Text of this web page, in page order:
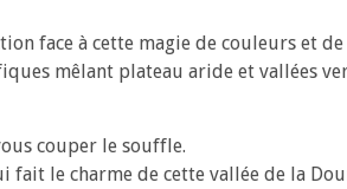
face à cette magie de couleurs et de
mêlant plateau aride et vallées
couper le souffle.
fait le charme de cette vallée de la